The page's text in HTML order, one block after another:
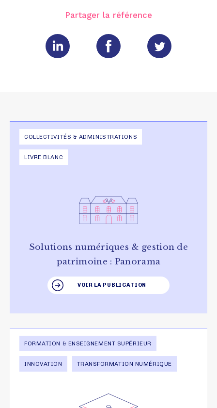
Partager la référence
COLLECTIVITÉS & ADMINISTRATIONS
LIVRE BLANC
Solutions numériques & gestion de
patrimoine : Panorama
VOIR LA PUBLICATION
FORMATION & ENSEIGNEMENT SUPÉRIEUR
INNOVATION TRANSFORMATION NUMÉRIQUE